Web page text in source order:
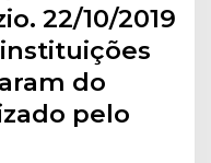
22/10/2019
instituições
do
pelo